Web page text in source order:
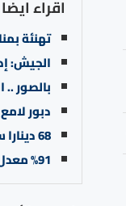
اقراء ايضا
تهنئة
الجيش:
بالصور
دبور
68 دينارا سعر غرام الذهب عيار 21 في السوق المحلية
%91 معدل إشغال فنادق العقبة خلال عطلة عيد العمال